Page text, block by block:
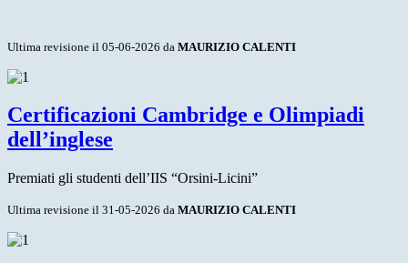
Ultima revisione il 05-06-2026 da MAURIZIO CALENTI
Certificazioni Cambridge e Olimpiadi
dell’inglese
Premiati gli studenti dell’IIS “Orsini-Licini”
Ultima revisione il 31-05-2026 da MAURIZIO CALENTI